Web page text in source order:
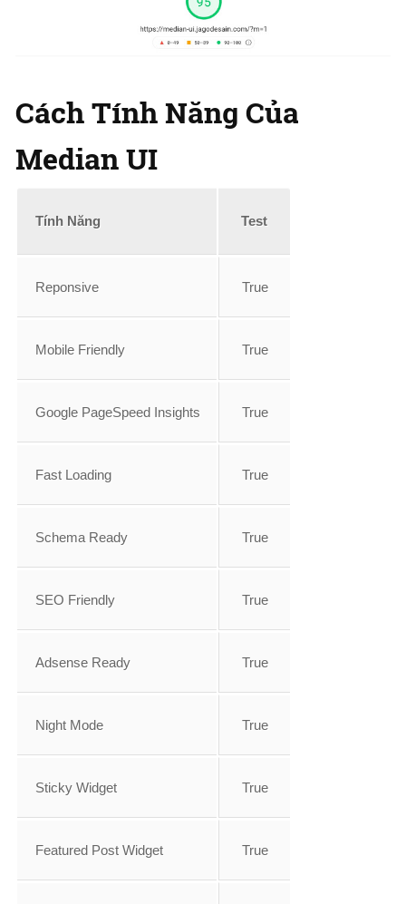
Cách Tính Năng Của
Median UI
Tính Năng Test
Reponsive True
Mobile Friendly True
Google PageSpeed Insights True
Fast Loading True
Schema Ready True
SEO Friendly True
Adsense Ready True
Night Mode True
Sticky Widget True
Featured Post Widget True